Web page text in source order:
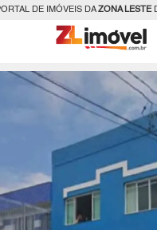
DE IMÓVEIS DAZONA LESTE